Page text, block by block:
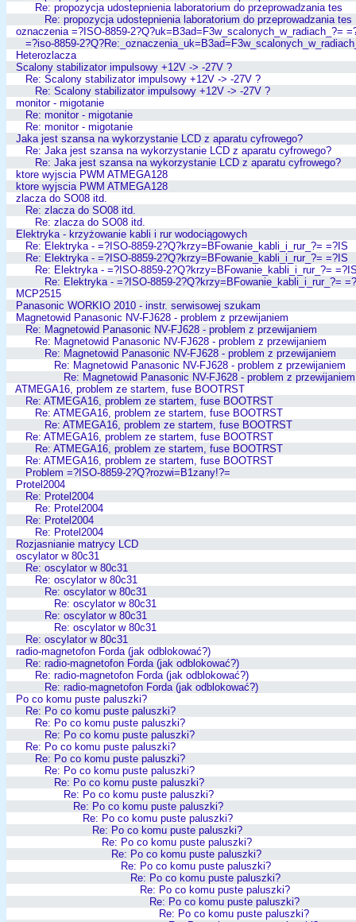
Re: propozycja udostepnienia laboratorium do przeprowadzania tes
Re: propozycja udostepnienia laboratorium do przeprowadzania tes
oznaczenia =?ISO-8859-2?Q?uk=B3ad=F3w_scalonych_w_radiach_?=
=?iso-8859-
Heterozlacza
Scalony stabilizator impulsowy +12V -> -27V ?
Re: Scalony stabilizator impulsowy +12V -> -27V ?
Re: Scalony stabilizator impulsowy +12V -> -27V ?
monitor - migotanie
Re: monitor - migotanie
Re: monitor - migotanie
Jaka jest szansa na wykorzystanie LCD z aparatu cyfrowego?
Re: Jaka jest szansa na wykorzystanie LCD z aparatu cyfrowego?
Re: Jaka jest szansa na wykorzystanie LCD z aparatu cyfrowego?
ktore wyjscia PWM ATMEGA128
ktore wyjscia PWM ATMEGA128
zlacza do SO08 itd.
Re: zlacza do SO08 itd.
Re: zlacza do SO08 itd.
Elektryka - krzyżowanie kabli i rur wodociągowych
Re: Elektryka - =?ISO-8859-2?Q?krzy=BFowanie_kabli_i_rur_?= =?IS
Re: Elektryka - =?ISO-8859-2?Q?krzy=BFowanie_kabli_i_rur_?= =?IS
Re: Elektryka - =?ISO-8859-2?Q?krzy=BFowanie_kabli_i_rur_?=
Re: Elektryka - =?ISO-8859-2?Q?krzy=BFowanie_kabli_i_rur_?=
MCP2515
Panasonic WORKIO 2010 - instr. serwisowej szukam
Magnetowid Panasonic NV-FJ628 - problem z przewijaniem
Re: Magnetowid Panasonic NV-FJ628 - problem z przewijaniem
Re: Magnetowid Panasonic NV-FJ628 - problem z przewijaniem
Re: Magnetowid Panasonic NV-FJ628 - problem z przewijaniem
Re: Magnetowid Panasonic NV-FJ628 - problem z przewijaniem
Re: Magnetowid Panasonic NV-FJ628 - problem z przewijaniem
ATMEGA16, problem ze startem, fuse BOOTRST
Re: ATMEGA16, problem ze startem, fuse BOOTRST
Re: ATMEGA16, problem ze startem, fuse BOOTRST
Re: ATMEGA16, problem ze startem, fuse BOOTRST
Re: ATMEGA16, problem ze startem, fuse BOOTRST
Re: ATMEGA16, problem ze startem, fuse BOOTRST
Re: ATMEGA16, problem ze startem, fuse BOOTRST
Problem =?ISO-8859-2?Q?rozwi=B1zany!?=
Protel2004
Re: Protel2004
Re: Protel2004
Re: Protel2004
Re: Protel2004
Rozjasnianie matrycy LCD
oscylator w 80c31
Re: oscylator w 80c31
Re: oscylator w 80c31
Re: oscylator w 80c31
Re: oscylator w 80c31
Re: oscylator w 80c31
Re: oscylator w 80c31
Re: oscylator w 80c31
radio-magnetofon Forda (jak odblokować?)
Re: radio-magnetofon Forda (jak odblokować?)
Re: radio-magnetofon Forda (jak odblokować?)
Re: radio-magnetofon Forda (jak odblokować?)
Po co komu puste paluszki?
Re: Po co komu puste paluszki?
Re: Po co komu puste paluszki?
Re: Po co komu puste paluszki?
Re: Po co komu puste paluszki?
Re: Po co komu puste paluszki?
Re: Po co komu puste paluszki?
Re: Po co komu puste paluszki?
Re: Po co komu puste paluszki?
Re: Po co komu puste paluszki?
Re: Po co komu puste paluszki?
Re: Po co komu puste paluszki?
Re: Po co komu puste paluszki?
Re: Po co komu puste paluszki?
Re: Po co komu puste paluszki?
Re: Po co komu puste paluszki?
Re: Po co komu puste paluszki?
Re: Po co komu puste paluszki?
Re: Po co komu puste paluszki?